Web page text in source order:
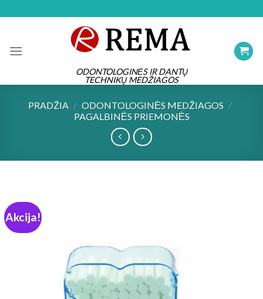
ODONTOLOGINĖS IR DANTŲ
TECHNIKŲ MEDŽIAGOS
PRADŽIA / ODONTOLOGINĖS MEDŽIAGOS /
PAGALBINĖS PRIEMONĖS
Akcija!